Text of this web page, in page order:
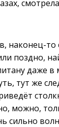
наконец-
поздно,
даже
тут же
можно,
сильно